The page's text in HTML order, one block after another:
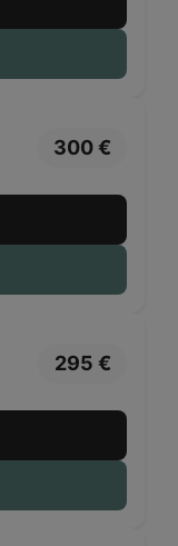
300 €
295 €